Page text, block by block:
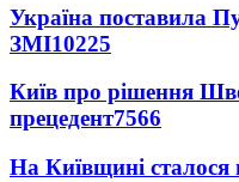
Україна поставила
ЗМІ10225
Київ про рішення
прецедент7566
На Київщині сталося